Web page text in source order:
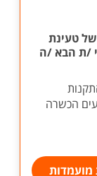
טעינת
/ת הבא /ה
הכשרה